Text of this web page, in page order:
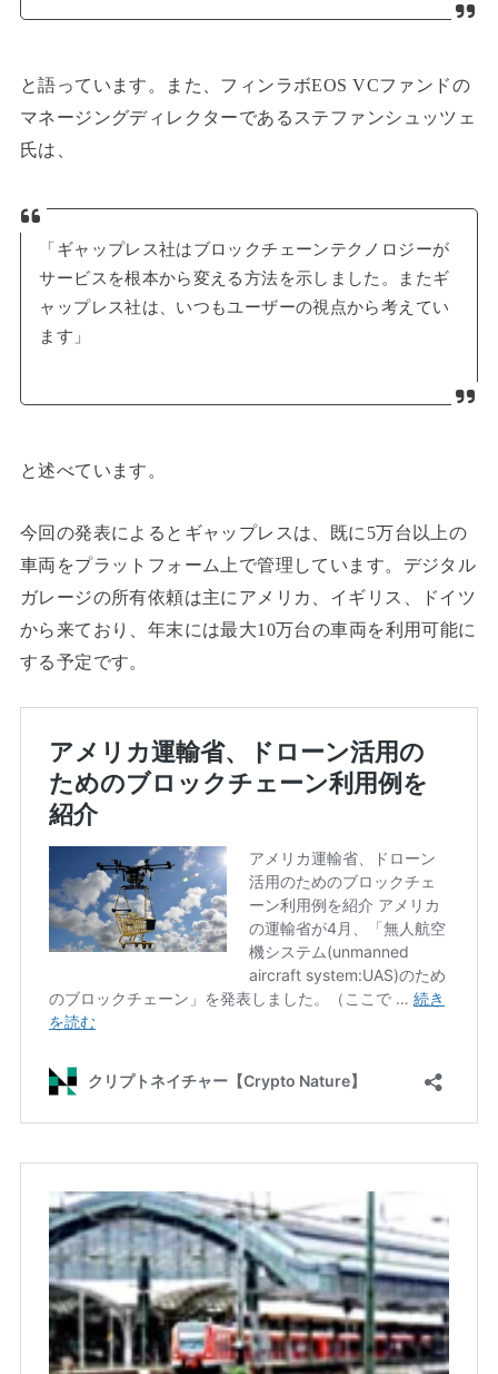
と語っています。また、フィンラボEOS VCファンドの
マネージングディレクターであるステファンシュッツェ
氏は、
「ギャップレス社はブロックチェーンテクノロジーが
サービスを根本から変える方法を示しました。またギ
ャップレス社は、いつもユーザーの視点から考えてい
ます」
と述べています。
今回の発表によるとギャップレスは、既に5万台以上の
車両をプラットフォーム上で管理しています。デジタル
ガレージの所有依頼は主にアメリカ、イギリス、ドイツ
から来ており、年末には最大10万台の車両を利用可能に
する予定です。